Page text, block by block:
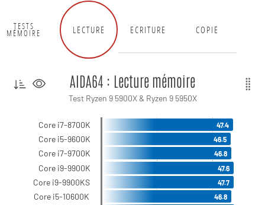
TESTS
MÉMOIRE LECTURE ECRITURE COPIE
AIDA64 : Lecture mémoire
Test Ryzen 9 5900X & Ryzen 9 5950X
Core i7-8700K
Core i5-9600K
Core i7-9700K
Core i9-9900K
Core i9-9900KS
Core i5-10600K
47.4
46.5
46.8
47.6
47.7
46.8